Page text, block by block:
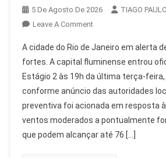
5 De Agosto De 2026
TIAGO PAULO
Leave A CommentOn
De
Janeiro
Em
Alerta:
Ventos
Fortes
Ativam
A cidade do Rio de Janeiro em alerta
fortes. A capital fluminense entrou
Estágio 2 às 19h da última terça-
conforme anúncio das autoridades
preventiva foi acionada em resposta
ventos moderados a pontualmente
que podem alcançar até 76 […]